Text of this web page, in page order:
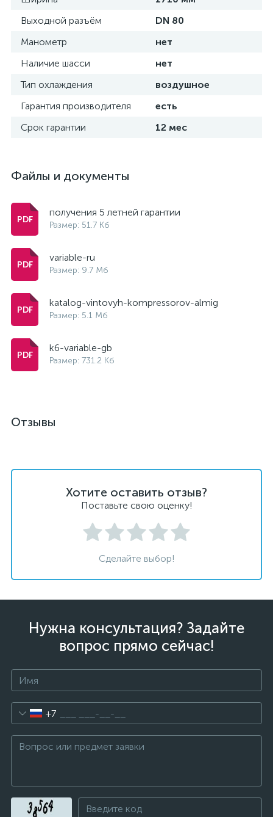
Выходной разъём
DN 80
Манометр
нет
Наличие шасси
нет
Тип охлаждения
воздушное
Гарантия производителя
есть
Срок гарантии
12 мес
Файлы и документы
получения 5 летней гарантии
Размер: 51.7 Кб
variable-ru
Размер: 9.7 Мб
katalog-vintovyh-kompressorov-almig
Размер: 5.1 Мб
k6-variable-gb
Размер: 731.2 Кб
Отзывы
Хотите оставить отзыв?
Поставьте свою оценку!
Сделайте выбор!
Нужна консультация? Задайте
вопрос прямо сейчас!
+7